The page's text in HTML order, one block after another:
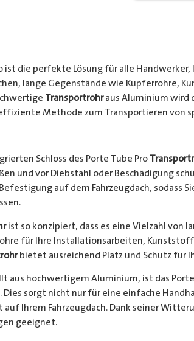
ist die perfekte Lösung für alle
lange Gegenstände wie Kupferrohre,
Transportrohraus Aluminium wird
Methode zum Transportieren von
Schloss des Porte Tube Pro
und vor Diebstahl oder Beschädigung
auf dem Fahrzeugdach, sodass
ist so konzipiert, dass es eine Vielzahl von
für Ihre Installationsarbeiten,
bietet ausreichend Platz und Schutz für
aus hochwertigem Aluminium, ist das
sorgt nicht nur für eine einfache
Ihrem Fahrzeugdach. Dank seiner
geeignet.